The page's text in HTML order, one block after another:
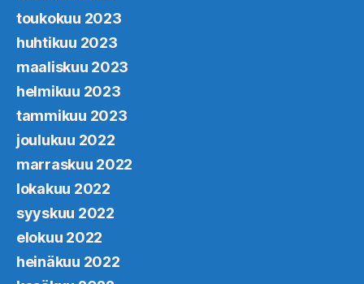
toukokuu 2023
huhtikuu 2023
maaliskuu 2023
helmikuu 2023
tammikuu 2023
joulukuu 2022
marraskuu 2022
lokakuu 2022
syyskuu 2022
elokuu 2022
heinäkuu 2022